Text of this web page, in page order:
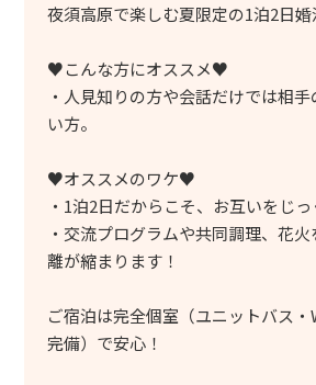
夜須高原で楽しむ夏限定の1泊2日婚
♥こんな方にオススメ♥
・人見知りの方や会話だけでは相
い方。
♥オススメのワケ♥
・1泊2日だからこそ、お互いをじっ
・交流プログラムや共同調理、花
離が縮まります！
ご宿泊は完全個室（ユニットバス
完備）で安心！